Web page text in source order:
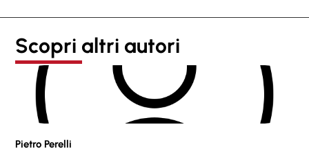
Scopri altri autori
Pietro Perelli